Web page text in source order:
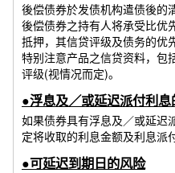
後偿债券於发债机构遣债後的
後偿债券之持有人将承受比优
抵押，其信贷评级及债务的优
特别注意产品之信贷资料，包
评级(视情况而定)。
●浮息及／或延迟派付利息
如果债券具有浮息及／或延迟
定将收取的利息金额及利息派
●可延迟到期日的风险